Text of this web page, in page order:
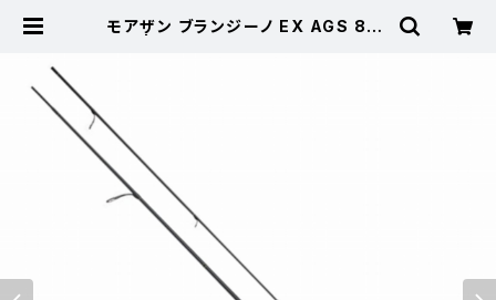
モアザン ブランジーノ EX AGS 87L